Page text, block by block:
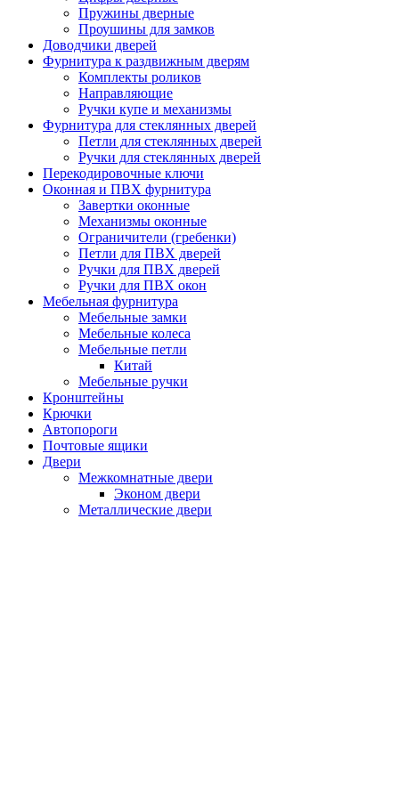
Пружины дверные
Проушины для замков
Доводчики дверей
Фурнитура к раздвижным дверям
Комплекты роликов
Направляющие
Ручки купе и механизмы
Фурнитура для стеклянных дверей
Петли для стеклянных дверей
Ручки для стеклянных дверей
Перекодировочные ключи
Оконная и ПВХ фурнитура
Завертки оконные
Механизмы оконные
Ограничители (гребенки)
Петли для ПВХ дверей
Ручки для ПВХ дверей
Ручки для ПВХ окон
Мебельная фурнитура
Мебельные замки
Мебельные колеса
Мебельные петли
Китай
Мебельные ручки
Кронштейны
Крючки
Автопороги
Почтовые ящики
Двери
Межкомнатные двери
Эконом двери
Металлические двери